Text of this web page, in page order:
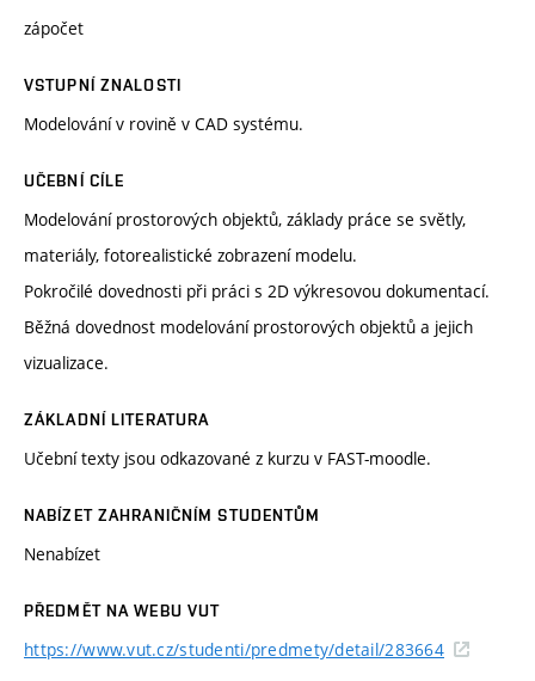
zápočet
VSTUPNÍ ZNALOSTI
Modelování v rovině v CAD systému.
UČEBNÍ CÍLE
Modelování prostorových objektů, základy práce se světly,
materiály, fotorealistické zobrazení modelu.
Pokročilé dovednosti při práci s 2D výkresovou dokumentací.
Běžná dovednost modelování prostorových objektů a jejich
vizualizace.
ZÁKLADNÍ LITERATURA
Učební texty jsou odkazované z kurzu v FAST-moodle.
NABÍZET ZAHRANIČNÍM STUDENTŮM
Nenabízet
PŘEDMĚT NA WEBU VUT
https://www.vut.cz/studenti/predmety/detail/283664